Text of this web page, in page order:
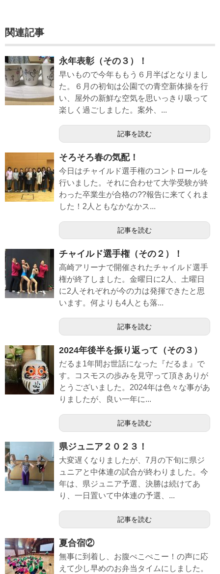
関連記事
永年表彰（その３）！
早いもので今年ももう６月半ばとなりまし
た。６月の初旬は公園での青空新体操を行
い、屋外の新鮮な空気を思いっきり吸って
楽しく過ごしました。案外、...
記事を読む
そろそろ春の気配！
今日はチャイルド選手権のコントロールを
行いました。それに合わせて大学受験が終
わった卒業生が合格の??報告に来てくれま
した！2人ともなかなかス...
記事を読む
チャイルド選手権（その２）！
高崎アリーナで開催されたチャイルド選手
権が終了しました。金曜日に2人、土曜日
に2人それぞれが今の力は発揮できたと思
います。何よりも4人とも落...
記事を読む
2024年後半を振り返って（その３）
だるま1年間お世話になった『だるま』で
す。コスモスの歩みを見守って頂きありが
とうございました。2024年は色々な事があ
りましたが、良い一年に...
記事を読む
県ジュニア２０２３！
大変遅くなりましたが、7月の下旬に県ジ
ュニアと中体連の試合が終わりました。今
年は、県ジュニア予選、決勝は続けてあ
り、一日置いて中体連の予選、...
記事を読む
夏合宿②
無事に到着し、お腹ぺこぺこー！の声に応
えて少し早めのお弁当タイムにしました。